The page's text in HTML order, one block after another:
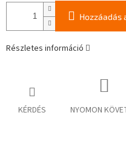
Hozzáadás
Részletes információ
KÉRDÉS NYOMON